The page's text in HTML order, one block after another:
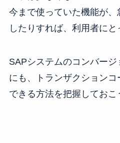
今まで使っていた機能が
したりすれば、利用者にと
SAPシステムのコンバー
にも、トランザクション
できる方法を把握しておこ